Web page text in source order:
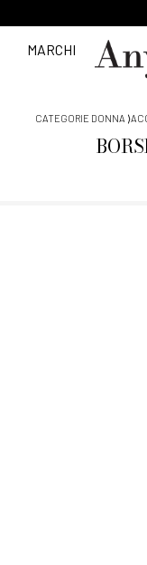
MARCHI
CATEGORIE DONNA ⟩